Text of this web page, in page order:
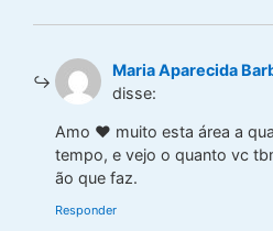
Maria Aparecida
disse:
Amo ❤ muito esta área a
tempo, e vejo o quanto vc
ão que faz.
Responder